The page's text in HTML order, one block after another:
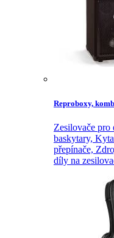
Reproboxy,
Zesilovače pro
baskytary,
přepínače,
díly na